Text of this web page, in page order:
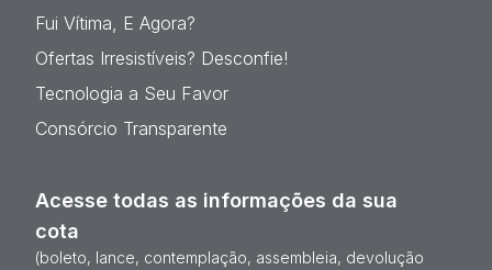
Fui Vítima, E Agora?
Ofertas Irresistíveis? Desconfie!
Tecnologia a Seu Favor
Consórcio Transparente
Acesse todas as informações da sua
cota
(boleto, lance, contemplação, assembleia, devolução